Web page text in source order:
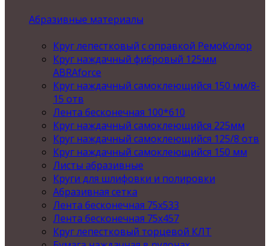
Абразивные материалы
Круг лепестковый с оправкой РемоКолор
Круг наждачный фибровый 125мм
ABRAforce
Круг наждачный самоклеющийся 150 мм/8-
15 отв
Лента бесконечная 100*610
Круг наждачный самоклеющийся 225мм
Круг наждачный самоклеющийся 125/8 отв
Круг наждачный самоклеющийся 150 мм
Листы абразивные
Круги для шлифовки и полировки
Абразивная сетка
Лента бесконечная 75х533
Лента бесконечная 75х457
Круг лепестковый торцевой КЛТ